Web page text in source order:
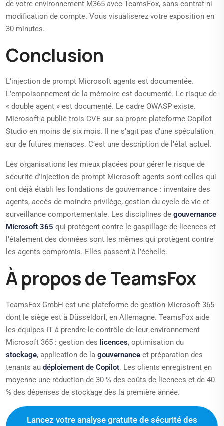
de votre environnement M365 avec TeamsFox, sans contrat ni
modification de compte. Vous visualiserez votre exposition en
30 minutes.
Conclusion
L’injection de prompt Microsoft agents est documentée.
L’empoisonnement de la mémoire est documenté. Le risque de
« double agent » est documenté. Le cadre OWASP existe.
Microsoft a publié trois CVE sur sa propre plateforme Copilot
Studio en moins de six mois. Il ne s’agit pas d’une spéculation
sur de futures menaces. C’est une description de l’état actuel.
Les organisations les mieux placées pour gérer le risque de
sécurité d’injection de prompt Microsoft agents sont celles qui
ont déjà établi les fondations de gouvernance : inventaire des
agents, accès de moindre privilège, gestion du cycle de vie et
surveillance comportementale. Les disciplines de gouvernance
Microsoft 365 qui protègent contre le gaspillage de licences et
l’étalement des données sont les mêmes qui protègent contre
les agents compromis. Elles passent à l’échelle.
À propos de TeamsFox
TeamsFox GmbH est une plateforme de gestion Microsoft 365
dont le siège est à Düsseldorf, en Allemagne. TeamsFox aide
les équipes IT à prendre le contrôle de leur environnement
Microsoft 365 : gestion des licences, optimisation du
stockage, application de la gouvernance et préparation des
tenants au déploiement de Copilot. Les clients enregistrent en
moyenne une réduction de 30 % des coûts de licences et de 40
% des dépenses de stockage dès la première année.
Lancez votre analyse gratuite de sécurité des